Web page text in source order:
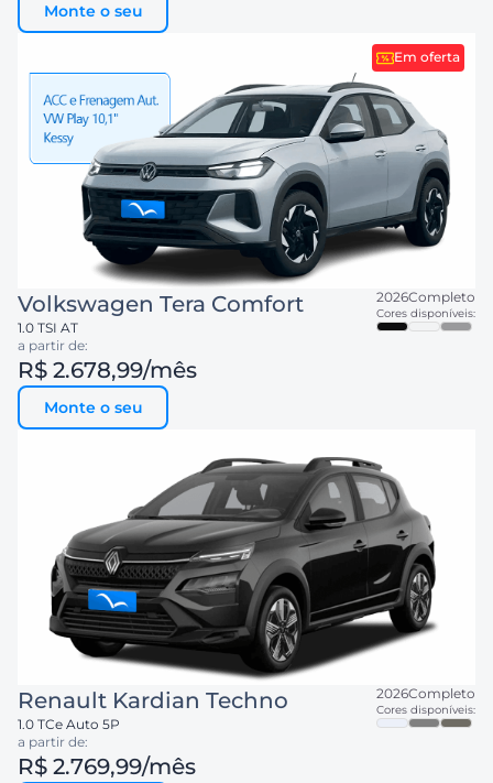
Monte o seu
Em oferta
Volkswagen Tera Comfort
1.0 TSI AT
2026Completo
Cores disponíveis:
a partir de:
R$ 2.678,99/mês
Monte o seu
Renault Kardian Techno
1.0 TCe Auto 5P
2026Completo
Cores disponíveis:
a partir de:
R$ 2.769,99/mês